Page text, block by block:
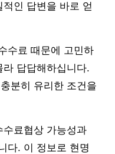
인 답변을 바로 얻
수료 때문에 고민하
답답해하십니다.
분히 유리한 조건을
료협상 가능성과
다. 이 정보로 현명